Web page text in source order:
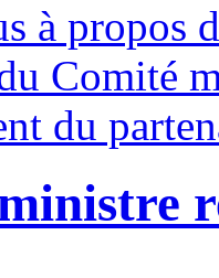
à propos
Comité
du